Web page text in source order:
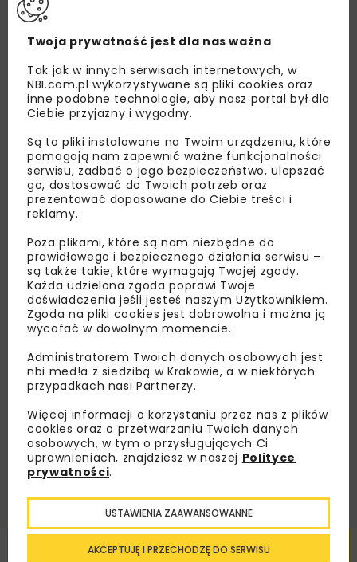
Lubisz wiedzieć więcej?
Zapisz się do newslettera aby otrzymywać od
nas najlepsze informacje branżowe,
zaproszenia na wydarzenia, atrakcyjne oferty i
dedykowane akcje specjalne.
Zapoznałam/em się zPolityką Prywatnościi
Regulaminemoraz wyrażam zgodę na otrzymywanie na
handlowej w postaci newslettera.
ZAPISZ MNIE
Powiązane artykuły
Twoja prywatność jest dla nas ważna
Tak jak w innych serwisach internetowych, w
NBI.com.pl wykorzystywane są pliki cookies oraz
inne podobne technologie, aby nasz portal był dla
Ciebie przyjazny i wygodny.
Są to pliki instalowane na Twoim urządzeniu, które
pomagają nam zapewnić ważne funkcjonalności
serwisu, zadbać o jego bezpieczeństwo, ulepszać
go, dostosować do Twoich potrzeb oraz
prezentować dopasowane do Ciebie treści i
reklamy.
Poza plikami, które są nam niezbędne do
prawidłowego i bezpiecznego działania serwisu –
są także takie, które wymagają Twojej zgody.
Każda udzielona zgoda poprawi Twoje
doświadczenia jeśli jesteś naszym Użytkownikiem.
Zgoda na pliki cookies jest dobrowolna i można ją
wycofać w dowolnym momencie.
Administratorem Twoich danych osobowych jest
nbi med!a z siedzibą w Krakowie, a w niektórych
przypadkach nasi Partnerzy.
Więcej informacji o korzystaniu przez nas z plików
cookies oraz o przetwarzaniu Twoich danych
osobowych, w tym o przysługujących Ci
uprawnieniach, znajdziesz w naszej Polityce
prywatności.
AKCEPTUJĘ I PRZECHODZĘ DO SERWISU
USTAWIENIA ZAAWANSOWANNE